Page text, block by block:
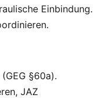
Einbindung.
§60a).
JAZ